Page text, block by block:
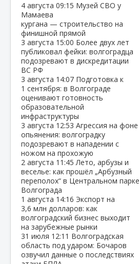
4 августа 09:15 Музей СВО у
Мамаева
кургана — строительство на
финишной прямой
3 августа 15:00 Более двух лет
публиковал фейки: волгоградца
подозревают в дискредитации
ВС РФ
3 августа 14:07 Подготовка к
1 сентября: в Волгограде
оценивают готовность
образовательной
инфраструктуры
3 августа 12:53 Агрессия на фоне
опьянения: волгоградку
подозревают в нападении с
ножом на прохожую
2 августа 11:45Лето, арбузы и
веселье: как прошёл „Арбузный
переполох“ в Центральном парке
Волгограда
1 августа 14:16 Экспорт на
3,6 млн долларов: как
волгоградский бизнес выходит
на зарубежные рынки
31 июля 12:11 Волгоградская
область под ударом: Бочаров
озвучил данные о последствиях